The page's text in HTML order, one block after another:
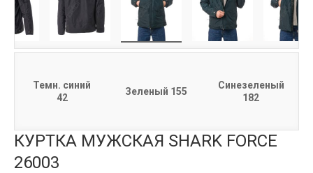
Темн. синий
42
Зеленый 155
Синезеленый
182
КУРТКА МУЖСКАЯ SHARK FORCE
26003